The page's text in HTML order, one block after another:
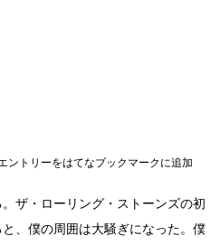
ザ・ローリング・ストーンズの初
、僕の周囲は大騒ぎになった。僕